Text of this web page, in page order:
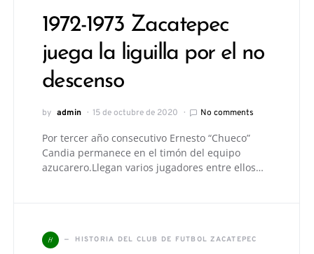
1972-1973 Zacatepec
juega la liguilla por el no
descenso
by admin 15 de octubre de 2020 No comments
Por tercer año consecutivo Ernesto “Chueco”
Candia permanece en el timón del equipo
azucarero.Llegan varios jugadores entre ellos…
H HISTORIA DEL CLUB DE FUTBOL ZACATEPEC